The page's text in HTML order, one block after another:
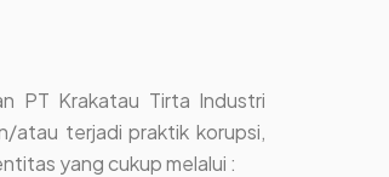
PT Krakatau Tirta Industri
atau terjadi praktik korupsi,
yang cukup melalui :